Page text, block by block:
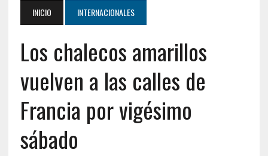
INICIO INTERNACIONALES
Los chalecos amarillos
vuelven a las calles de
Francia por vigésimo
sábado